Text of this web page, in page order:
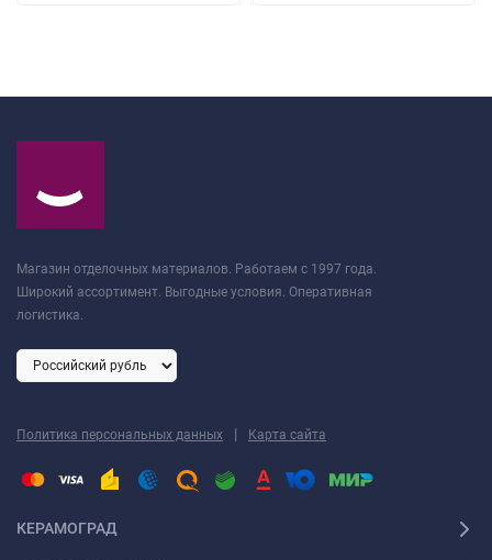
Магазин отделочных материалов. Работаем с 1997 года.
Широкий ассортимент. Выгодные условия. Оперативная
логистика.
Политика персональных данных | Карта сайта
КЕРАМОГРАД